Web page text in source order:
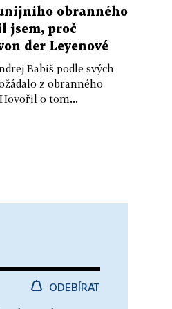
obranného
jsem, proč
der Leyenové
Babiš podle svých
z obranného
o tom...
ODEBÍRAT